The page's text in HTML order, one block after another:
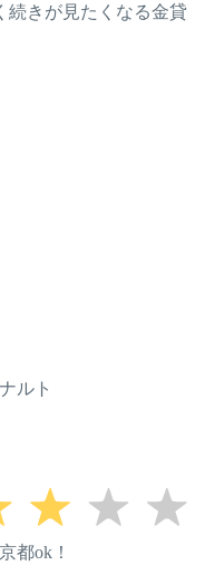
続きが見たくなる金貸
ルト
都ok！